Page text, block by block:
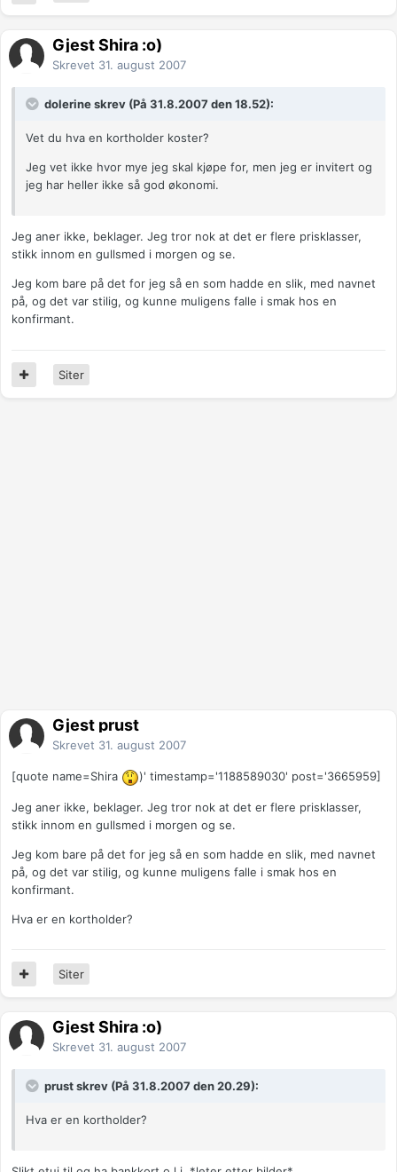
Gjest Shira :o)
Skrevet 31. august 2007
dolerine skrev (På 31.8.2007 den 18.52):
Vet du hva en kortholder koster?
Jeg vet ikke hvor mye jeg skal kjøpe for, men jeg er invitert og
jeg har heller ikke så god økonomi.
Jeg aner ikke, beklager. Jeg tror nok at det er flere prisklasser,
stikk innom en gullsmed i morgen og se.
Jeg kom bare på det for jeg så en som hadde en slik, med navnet
på, og det var stilig, og kunne muligens falle i smak hos en
konfirmant.
Siter
Gjest prust
Skrevet 31. august 2007
[quote name=Shira )' timestamp='1188589030' post='3665959]
Jeg aner ikke, beklager. Jeg tror nok at det er flere prisklasser,
stikk innom en gullsmed i morgen og se.
Jeg kom bare på det for jeg så en som hadde en slik, med navnet
på, og det var stilig, og kunne muligens falle i smak hos en
konfirmant.
Hva er en kortholder?
Siter
Gjest Shira :o)
Skrevet 31. august 2007
prust skrev (På 31.8.2007 den 20.29):
Hva er en kortholder?